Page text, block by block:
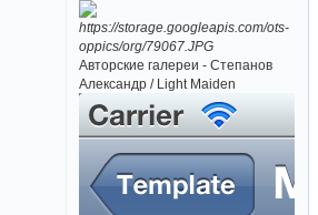
Авторские галереи - Степанов
Александр / Light Maiden